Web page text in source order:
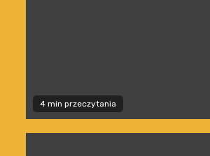
4 min przeczytania